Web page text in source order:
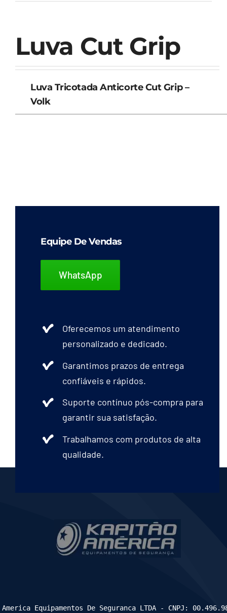
Luva Cut Grip
Luva Tricotada Anticorte Cut Grip –
Volk
Equipe De Vendas
WhatsApp
Oferecemos um atendimento
personalizado e dedicado.
Garantimos prazos de entrega
confiáveis e rápidos.
Suporte contínuo pós-compra para
garantir sua satisfação.
Trabalhamos com produtos de alta
qualidade.
Equipamentos De Seguranca LTDA - CNPJ: